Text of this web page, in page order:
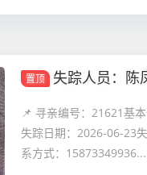
置顶 失踪人员：陈
📌 寻亲编号：21621
失踪日期：2026-06-23
系方式：15873349936...